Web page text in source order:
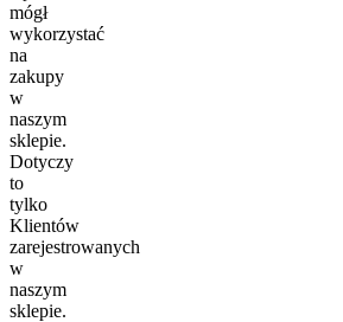
mógł
wykorzystać
na
zakupy
w
naszym
sklepie.
Dotyczy
to
tylko
Klientów
zarejestrowanych
w
naszym
sklepie.